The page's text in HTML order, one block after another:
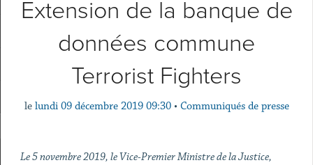
Extension de la banque de
données commune
Terrorist Fighters
le lundi 09 décembre 2019 09:30 • Communiqués de presse
Le 5 novembre 2019, le Vice-Premier Ministre de la Justice,